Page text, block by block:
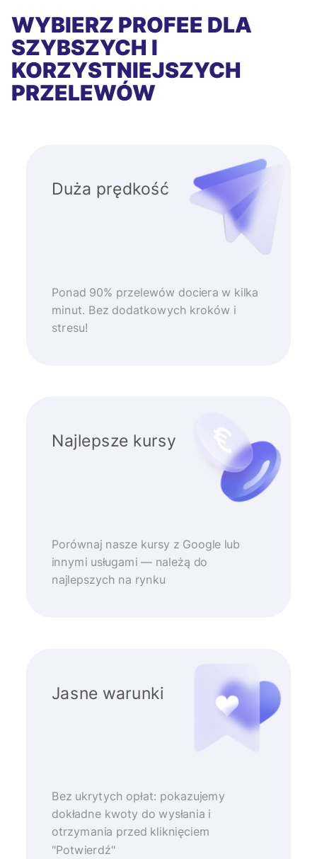
WYBIERZ PROFEE DLA
SZYBSZYCH I
KORZYSTNIEJSZYCH
PRZELEWÓW
Duża prędkość
Ponad 90% przelewów dociera w kilka
minut. Bez dodatkowych kroków i
stresu!
Najlepsze kursy
Porównaj nasze kursy z Google lub
innymi usługami — należą do
najlepszych na rynku
Jasne warunki
Bez ukrytych opłat: pokazujemy
dokładne kwoty do wysłania i
otrzymania przed kliknięciem
"Potwierdź"